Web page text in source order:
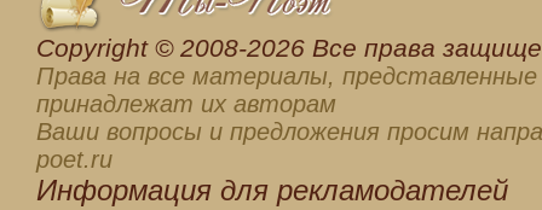
Сopyright © 2008-2026 Все права
Права на все материалы, представленные
принадлежат их авторам
Ваши вопросы и предложения просим
poet.ru
Информация для рекламодателей